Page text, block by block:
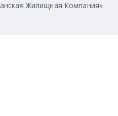
Жилищная Компания»